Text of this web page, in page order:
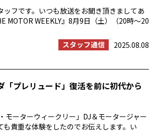
ッフです。いつも放送をお聞き頂きましてあ
MOTOR WEEKLY』8月9日（土）（20時〜20
スタッフ通信
2025.08.08
「プレリュード」復活を前に初代から
モーターウィークリー」DJ＆モータージャー
貴重な体験をしたのでお伝えします。い